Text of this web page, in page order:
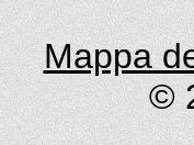
Mappa
©